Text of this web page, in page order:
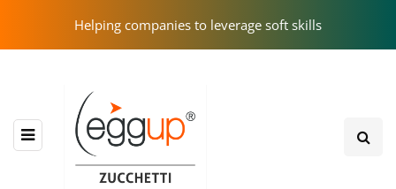
Helping companies to leverage soft skills